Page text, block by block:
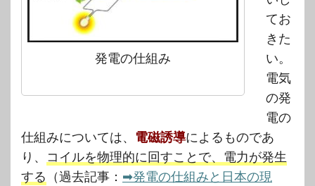
発電の仕組み
てお
きた
い。
電気
の発
電の
仕組みについては、 電磁誘導によるものであ
り、 コイルを物理的に回すことで、電力が発生
する （過去記事： ➡発電の仕組みと日本の現